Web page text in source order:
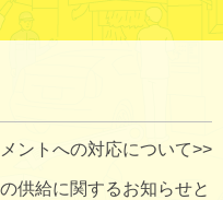
ントへの対応について>>
供給に関するお知らせと